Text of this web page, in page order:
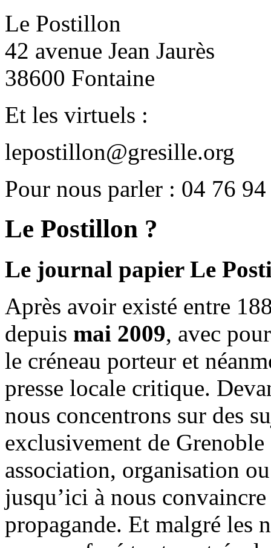
Le Postillon
42 avenue Jean Jaurès
38600 Fontaine
Et les virtuels :
lepostillon@gresille.org
Pour nous parler : 04 76
Le Postillon ?
Le journal papier Le
Après avoir existé entre
depuis mai 2009, avec
le créneau porteur et
presse locale critique.
nous concentrons sur des
exclusivement de
association, organisation
jusqu’ici à nous
propagande. Et malgré les